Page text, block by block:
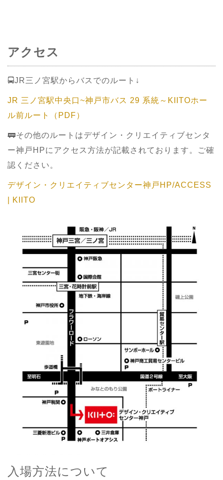
アクセス
🚍JR三ノ宮駅からバスでのルート↓
JR 三ノ宮駅中央口~神戸市バス 29 系統～KIITOホー
ル前ルート（PDF）
🚃その他のルートはデザイン・クリエイティブセンタ
ー神戸HPにアクセス方法が記載されております。ご確
認ください。
デザイン・クリエイティブセンター神戸HP/ACCESS
| KIITO
入場方法について